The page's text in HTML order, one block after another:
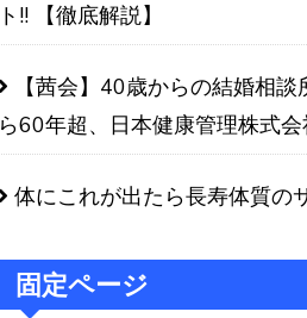
ト!! 【徹底解説】
【茜会】40歳からの結婚相
ら60年超、日本健康管理株式
体にこれが出たら長寿体質の
固定ページ